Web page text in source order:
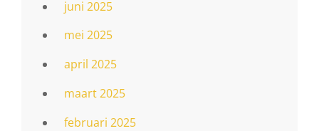
juni 2025
mei 2025
april 2025
maart 2025
februari 2025